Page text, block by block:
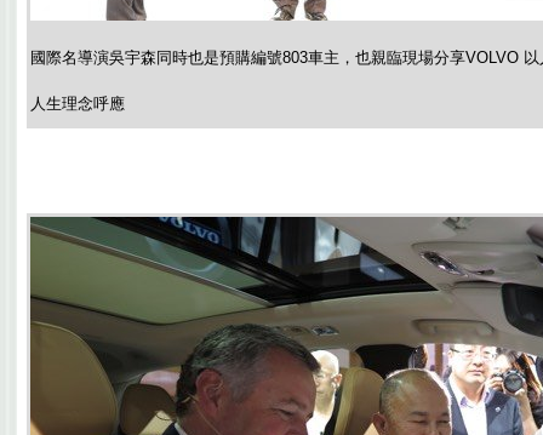
國際名導演吳宇森同時也是預購編號803車主，也親臨現場分享VOLVO
人生理念呼應